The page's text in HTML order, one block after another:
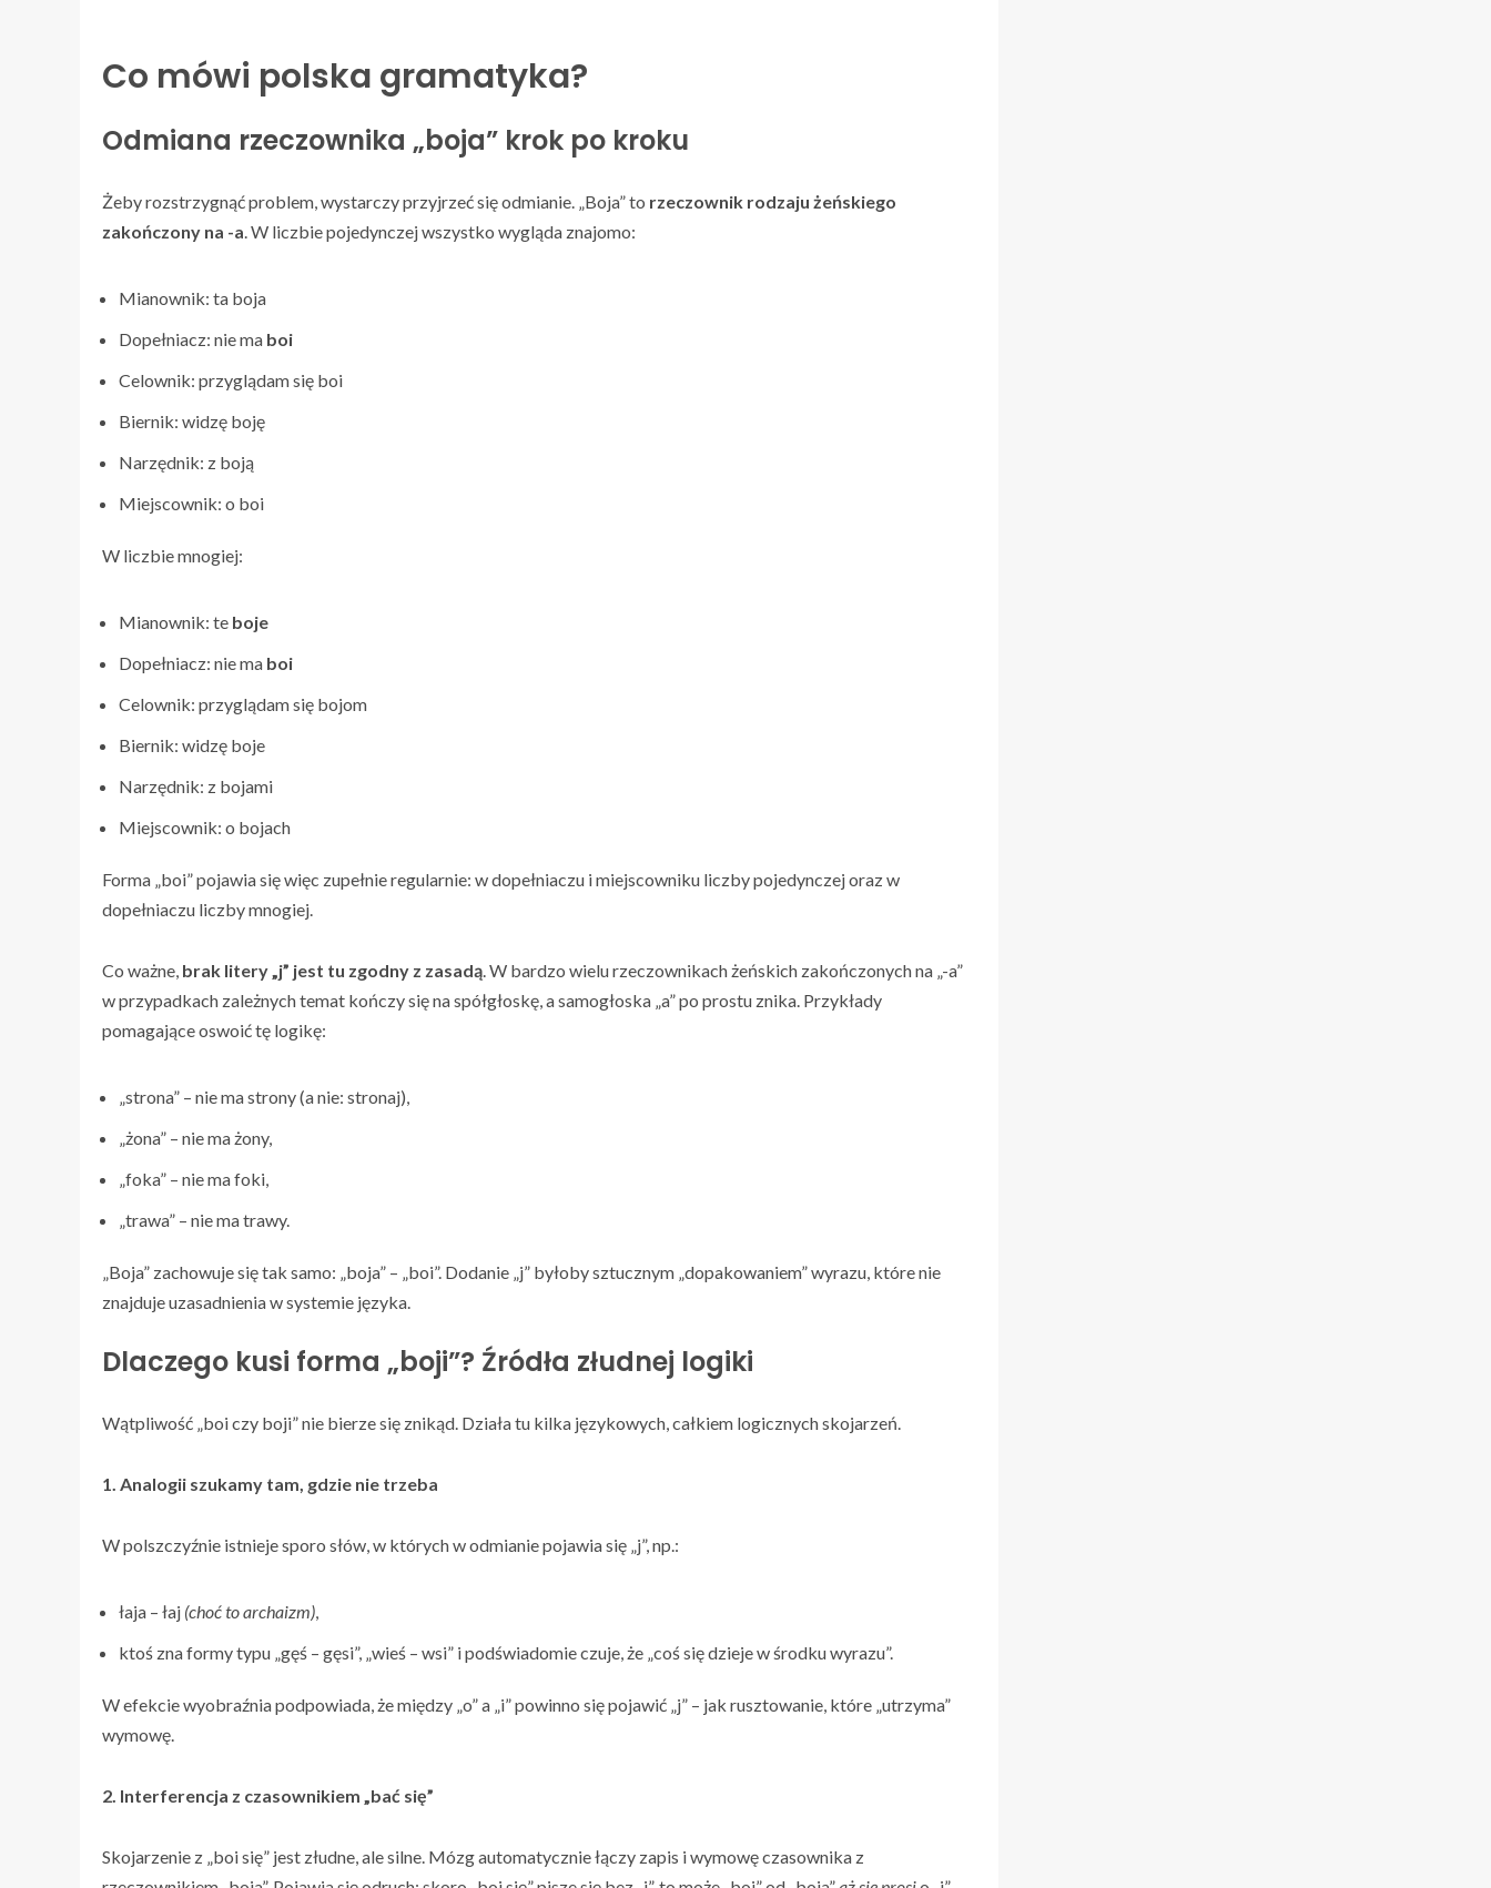
Co mówi polska gramatyka?
Odmiana rzeczownika „boja” krok po kroku
Żeby rozstrzygnąć problem, wystarczy przyjrzeć się odmianie. „Boja” to rzeczownik rodzaju żeńskiego
zakończony na -a. W liczbie pojedynczej wszystko wygląda znajomo:
Mianownik: ta boja
Dopełniacz: nie ma boi
Celownik: przyglądam się boi
Biernik: widzę boję
Narzędnik: z boją
Miejscownik: o boi
W liczbie mnogiej:
Mianownik: te boje
Dopełniacz: nie ma boi
Celownik: przyglądam się bojom
Biernik: widzę boje
Narzędnik: z bojami
Miejscownik: o bojach
Forma „boi” pojawia się więc zupełnie regularnie: w dopełniaczu i miejscowniku liczby pojedynczej oraz w
dopełniaczu liczby mnogiej.
Co ważne, brak litery „j” jest tu zgodny z zasadą. W bardzo wielu rzeczownikach żeńskich zakończonych na „-a”
w przypadkach zależnych temat kończy się na spółgłoskę, a samogłoska „a” po prostu znika. Przykłady
pomagające oswoić tę logikę:
„strona” – nie ma strony (a nie: stronaj),
„żona” – nie ma żony,
„foka” – nie ma foki,
„trawa” – nie ma trawy.
„Boja” zachowuje się tak samo: „boja” – „boi”. Dodanie „j” byłoby sztucznym „dopakowaniem” wyrazu, które nie
znajduje uzasadnienia w systemie języka.
Dlaczego kusi forma „boji”? Źródła złudnej logiki
Wątpliwość „boi czy boji” nie bierze się znikąd. Działa tu kilka językowych, całkiem logicznych skojarzeń.
1. Analogii szukamy tam, gdzie nie trzeba
W polszczyźnie istnieje sporo słów, w których w odmianie pojawia się „j”, np.:
łaja – łaj (choć to archaizm),
ktoś zna formy typu „gęś – gęsi”, „wieś – wsi” i podświadomie czuje, że „coś się dzieje w środku wyrazu”.
W efekcie wyobraźnia podpowiada, że między „o” a „i” powinno się pojawić „j” – jak rusztowanie, które „utrzyma”
wymowę.
2. Interferencja z czasownikiem „bać się”
Skojarzenie z „boi się” jest złudne, ale silne. Mózg automatycznie łączy zapis i wymowę czasownika z